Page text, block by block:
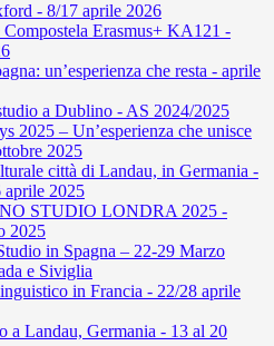
- 8/17 aprile 2026
Compostela Erasmus+ KA121 -
un’esperienza che resta - aprile
a Dublino - AS 2024/2025
2025 – Un’esperienza che unisce
2025
città di Landau, in Germania -
aprile 2025
STUDIO LONDRA 2025 -
2025
in Spagna – 22-29 Marzo
e Siviglia
in Francia - 22/28 aprile
a Landau, Germania - 13 al 20